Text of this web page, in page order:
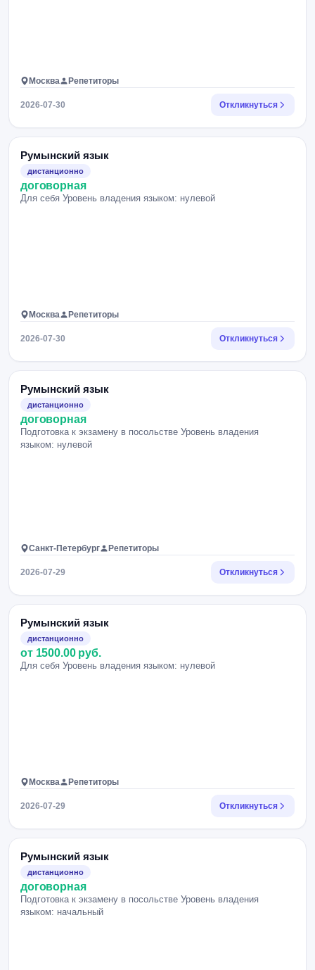
Москва Репетиторы
2026-07-30 Откликнуться
Румынский язык
дистанционно
договорная
Для себя Уровень владения языком: нулевой
Москва Репетиторы
2026-07-30 Откликнуться
Румынский язык
дистанционно
договорная
Подготовка к экзамену в посольстве Уровень владения
языком: нулевой
Санкт-Петербург Репетиторы
2026-07-29 Откликнуться
Румынский язык
дистанционно
от 1500.00 руб.
Для себя Уровень владения языком: нулевой
Москва Репетиторы
2026-07-29 Откликнуться
Румынский язык
дистанционно
договорная
Подготовка к экзамену в посольстве Уровень владения
языком: начальный